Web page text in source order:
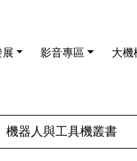
影音專區 大機
機器人與工具機叢書